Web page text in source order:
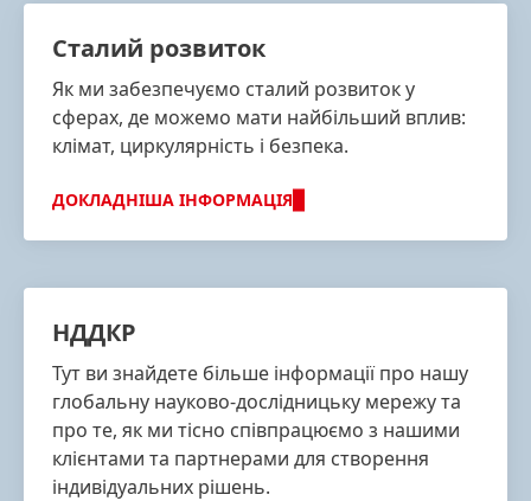
Cталий розвиток
Як ми забезпечуємо сталий розвиток у
сферах, де можемо мати найбільший вплив:
клімат, циркулярність і безпека.
ДОКЛАДНІША ІНФОРМАЦІЯ
НДДКР
Тут ви знайдете більше інформації про нашу
глобальну науково-дослідницьку мережу та
про те, як ми тісно співпрацюємо з нашими
клієнтами та партнерами для створення
індивідуальних рішень.